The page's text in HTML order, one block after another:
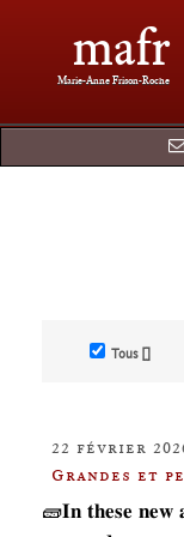
mafr
Marie-Anne Frison-Roche
Tous []
22 février
Grandes et
🧱𝐈𝐧 𝐭𝐡𝐞𝐬𝐞 𝐧𝐞𝐰